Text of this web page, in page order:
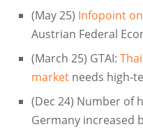
(May 25) Infopoint
Austrian Federal
(March 25) GTAI:
marketneeds high-
(Dec 24) Number of
Germany increased